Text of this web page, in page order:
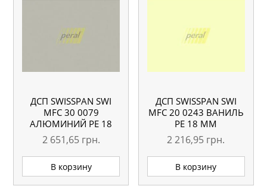
ДСП SWISSPAN SWI
MFC 30 0079
АЛЮМИНИЙ PE 18
ММ
2 651,65 грн.
В корзину
ДСП SWISSPAN SWI
MFC 20 0243 ВАНИЛЬ
PE 18 ММ
2 216,95 грн.
В корзину